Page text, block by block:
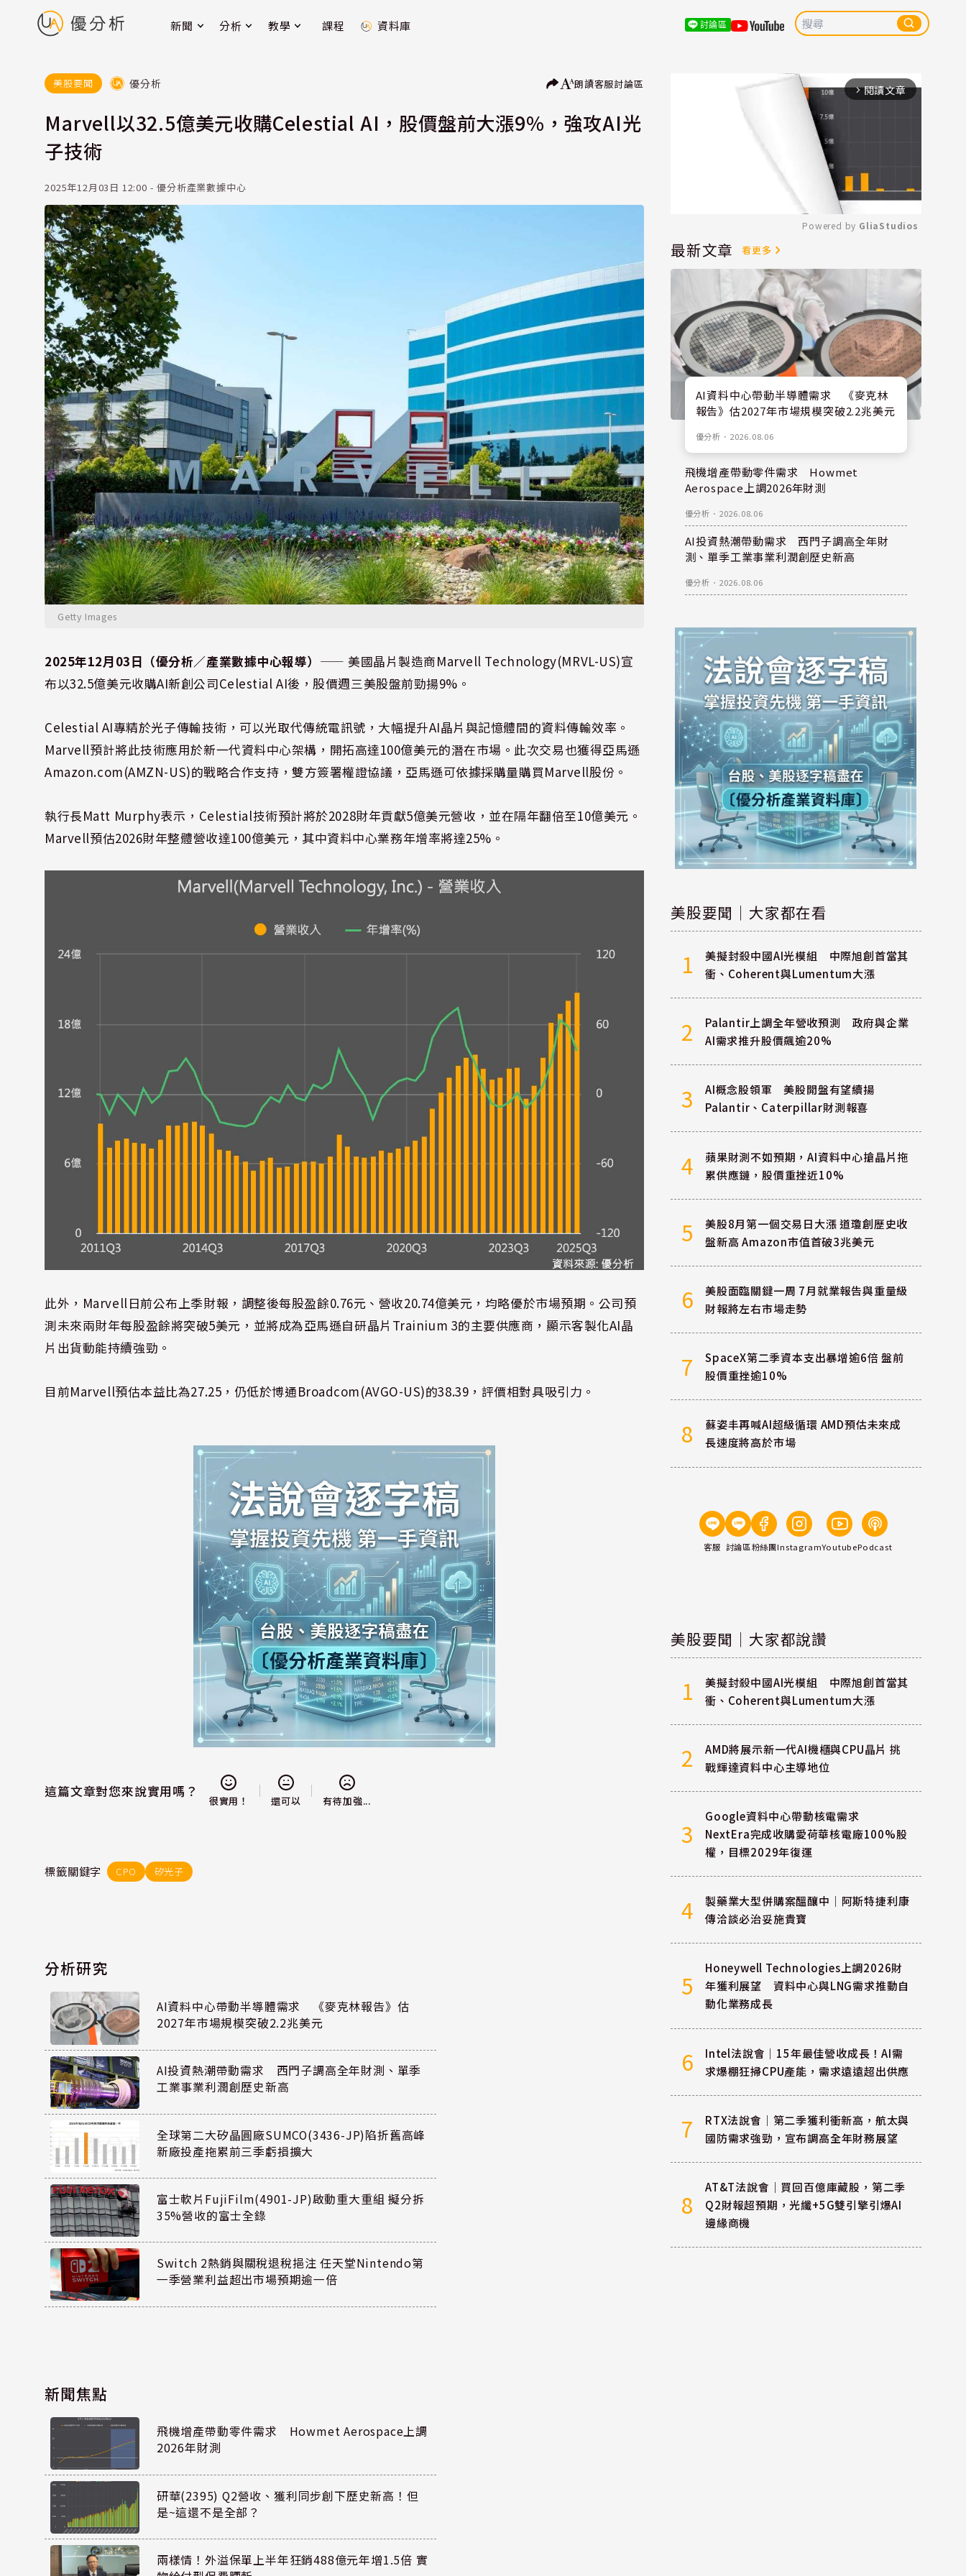
新聞 分析 教學 課程 資料庫 討論區
美股要聞 優分析 朗讀客服討論區
Marvell以32.5億美元收購Celestial AI，股價盤前大漲9%，強攻AI光
子技術
2025年12月03日 12:00 - 優分析產業數據中心
Getty Images
2025年12月03日（優分析／產業數據中心報導） ⸺ 美國晶片製造商Marvell Technology(MRVL-US)宣
布以32.5億美元收購AI新創公司Celestial AI後，股價週三美股盤前勁揚9%。
Celestial AI專精於光子傳輸技術，可以光取代傳統電訊號，大幅提升AI晶片與記憶體間的資料傳輸效率。
Marvell預計將此技術應用於新一代資料中心架構，開拓高達100億美元的潛在市場。此次交易也獲得亞馬遜
Amazon.com(AMZN-US)的戰略合作支持，雙方簽署權證協議，亞馬遜可依據採購量購買Marvell股份。
執行長Matt Murphy表示，Celestial技術預計將於2028財年貢獻5億美元營收，並在隔年翻倍至10億美元。
Marvell預估2026財年整體營收達100億美元，其中資料中心業務年增率將達25%。
此外，Marvell日前公布上季財報，調整後每股盈餘0.76元、營收20.74億美元，均略優於市場預期。公司預
測未來兩財年每股盈餘將突破5美元，並將成為亞馬遜自研晶片Trainium 3的主要供應商，顯示客製化AI晶
片出貨動能持續強勁。
目前Marvell預估本益比為27.25，仍低於博通Broadcom(AVGO-US)的38.39，評價相對具吸引力。
這篇文章對您來說實用嗎？
很實用！ 還可以 有待加強...
標籤關鍵字 CPO 矽光子
分析研究
AI資料中心帶動半導體需求 《麥克林報告》估
2027年市場規模突破2.2兆美元
AI投資熱潮帶動需求 西門子調高全年財測、單季
工業事業利潤創歷史新高
全球第二大矽晶圓廠SUMCO(3436-JP)陷折舊高峰
新廠投產拖累前三季虧損擴大
富士軟片FujiFilm(4901-JP)啟動重大重組 擬分拆
35%營收的富士全錄
Switch 2熱銷與關稅退稅挹注 任天堂Nintendo第
一季營業利益超出市場預期逾一倍
新聞焦點
飛機增產帶動零件需求 Howmet Aerospace上調
2026年財測
研華(2395) Q2營收、獲利同步創下歷史新高！但
是~這還不是全部？
兩樣情！外溢保單上半年狂銷488億元年增1.5倍 實
arrow_forward_ios 閱讀文章
Mute
Powered by GliaStudios
最新文章 看更多
AI資料中心帶動半導體需求 《麥克林
報告》估2027年市場規模突破2.2兆美元
優分析 ． 2026.08.06
飛機增產帶動零件需求 Howmet
Aerospace上調2026年財測
優分析 ． 2026.08.06
AI投資熱潮帶動需求 西門子調高全年財
測、單季工業事業利潤創歷史新高
優分析 ． 2026.08.06
美股要聞｜大家都在看
1
美擬封殺中國AI光模組 中際旭創首當其
衝、Coherent與Lumentum大漲
2
Palantir上調全年營收預測 政府與企業
AI需求推升股價飆逾20%
3
AI概念股領軍 美股開盤有望續揚
Palantir、Caterpillar財測報喜
4
蘋果財測不如預期，AI資料中心搶晶片拖
累供應鏈，股價重挫近10%
5
美股8月第一個交易日大漲 道瓊創歷史收
盤新高 Amazon市值首破3兆美元
6
美股面臨關鍵一周 7月就業報告與重量級
財報將左右市場走勢
7
SpaceX第二季資本支出暴增逾6倍 盤前
股價重挫逾10%
8
蘇姿丰再喊AI超級循環 AMD預估未來成
長速度將高於市場
客服 討論區粉絲團InstagramYoutubePodcast
美股要聞｜大家都說讚
1
美擬封殺中國AI光模組 中際旭創首當其
衝、Coherent與Lumentum大漲
2
AMD將展示新一代AI機櫃與CPU晶片 挑
戰輝達資料中心主導地位
3
Google資料中心帶動核電需求
NextEra完成收購愛荷華核電廠100%股
權，目標2029年復運
4
製藥業大型併購案醞釀中｜阿斯特捷利康
傳洽談必治妥施貴寶
5
Honeywell Technologies上調2026財
年獲利展望 資料中心與LNG需求推動自
動化業務成長
6
Intel法說會｜15年最佳營收成長！AI需
求爆棚狂掃CPU產能，需求遠遠超出供應
7
RTX法說會｜第二季獲利衝新高，航太與
國防需求強勁，宣布調高全年財務展望
8
AT&T法說會｜買回百億庫藏股，第二季
Q2財報超預期，光纖+5G雙引擎引爆AI
邊緣商機